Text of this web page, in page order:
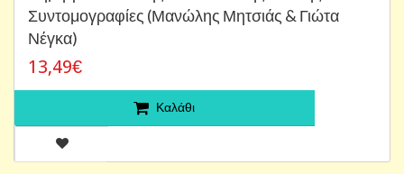
Συντομογραφίες (Μανώλης Μητσιάς & Γιώτα
Νέγκα)
13,49€
Καλάθι